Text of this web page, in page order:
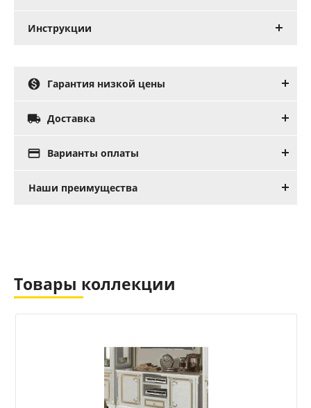
Инструкции
 Гарантия низкой цены
 Доставка
 Варианты оплаты
Наши преимущества
Товары коллекции